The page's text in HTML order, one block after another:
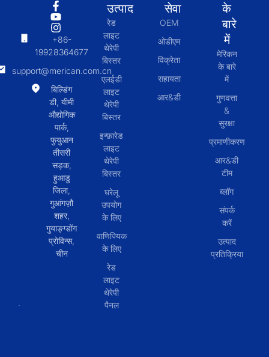
+86-
19928364677
support@merican.com.cn
बिल्डिंग
डी, यीमी
औद्योगिक
पार्क,
फुयुआन
तीसरी
सड़क,
हुआडु
जिला,
गुआंगज़ौ
शहर,
गुयाङ्ग्डोंग
प्रोविन्स,
चीन
उत्पाद
रेड
लाइट
थेरेपी
बिस्तर
एलईडी
लाइट
थेरेपी
बिस्तर
इन्फ़ारेड
लाइट
थेरेपी
बिस्तर
घरेलू
उपयोग
के लिए
वाणिज्यिक
के लिए
रेड
लाइट
थेरेपी
पैनल
सेवा
OEM
ओडीएम
विक्रेता
सहायता
आर&डी
के
बारे
में
मेरिकन
के बारे
में
गुणवत्ता
&
सुरक्षा
प्रमाणीकरण
आर&डी
टीम
ब्लॉग
संपर्क
करें
उत्पाद
प्रतिक्रिया